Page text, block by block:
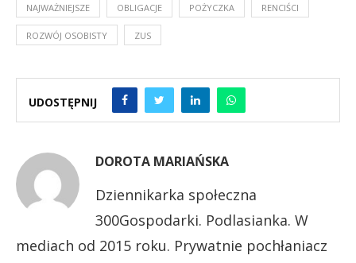
NAJWAŻNIEJSZE OBLIGACJE POŻYCZKA RENCIŚCI
ROZWÓJ OSOBISTY ZUS
UDOSTĘPNIJ
DOROTA MARIAŃSKA
Dziennikarka społeczna
300Gospodarki. Podlasianka. W
mediach od 2015 roku. Prywatnie pochłaniacz